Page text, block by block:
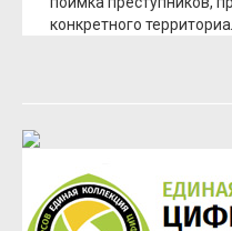
конкретного